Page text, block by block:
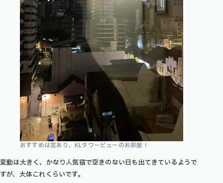
おすすめは窓あり、KLタワービューのお部屋！
変動は大きく、かなり人気宿で空きのない日も出てきているようで
すが、大体これくらいです。